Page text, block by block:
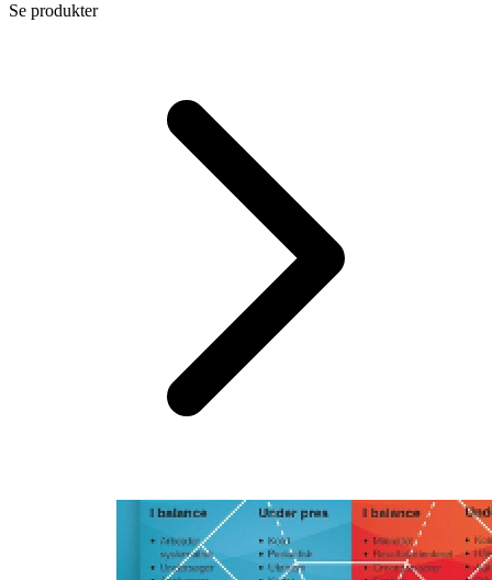
Se produkter